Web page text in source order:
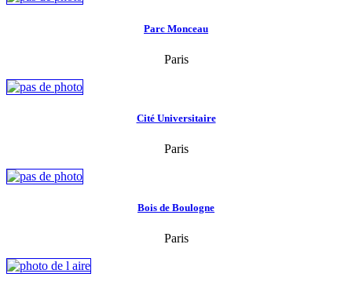
Parc Monceau
Paris
Cité Universitaire
Paris
Bois de Boulogne
Paris